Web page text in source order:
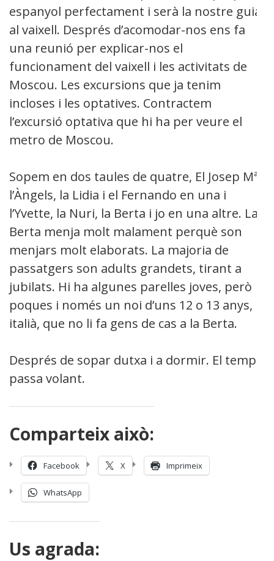
espanyol perfectament i serà la nostre guia
al vaixell. Després d’acomodar-nos ens fa
una reunió per explicar-nos el
funcionament del vaixell i les activitats de
Moscou. Les excursions que ja tenim
incloses i les optatives. Contractem
l’excursió optativa que hi ha per veure el
metro de Moscou.
Sopem en dos taules de quatre, El Josep Mª,
l’Àngels, la Lidia i el Fernando en una i
l’Yvette, la Nuri, la Berta i jo en una altre. La
Berta menja molt malament perquè son
menjars molt elaborats. La majoria de
passatgers son adults grandets, tirant a
jubilats. Hi ha algunes parelles joves, però
poques i només un noi d’uns 12 o 13 anys,
italià, que no li fa gens de cas a la Berta.
Després de sopar dutxa i a dormir. El temps
passa volant.
Comparteix això:
Facebook X Imprimeix
WhatsApp
Us agrada: